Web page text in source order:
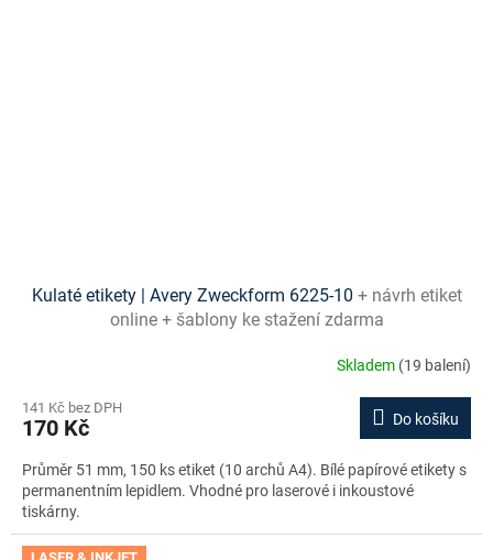
Kulaté etikety | Avery Zweckform 6225-10 + návrh etiket
online + šablony ke stažení zdarma
Skladem (19 balení)
141 Kč bez DPH
170 Kč Do košíku
Průměr 51 mm, 150 ks etiket (10 archů A4). Bílé papírové etikety s
permanentním lepidlem. Vhodné pro laserové i inkoustové
tiskárny.